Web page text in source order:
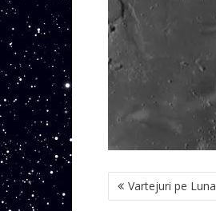
NAVIGARE
ÎN Vartejuri pe Luna